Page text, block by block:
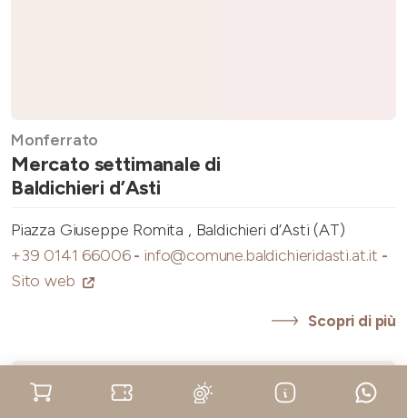
Monferrato
Mercato settimanale di
Baldichieri d’Asti
Piazza Giuseppe Romita , Baldichieri d’Asti (AT)
+39 0141 66006- info@comune.baldichieridasti.at.it -
Sito web
Scopri di più